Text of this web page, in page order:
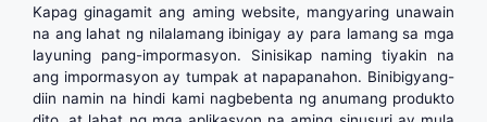
Kapag ginagamit ang aming website, mangyaring unawain
na ang lahat ng nilalamang ibinigay ay para lamang sa mga
layuning pang-impormasyon. Sinisikap naming tiyakin na
ang impormasyon ay tumpak at napapanahon. Binibigyang-
diin namin na hindi kami nagbebenta ng anumang produkto